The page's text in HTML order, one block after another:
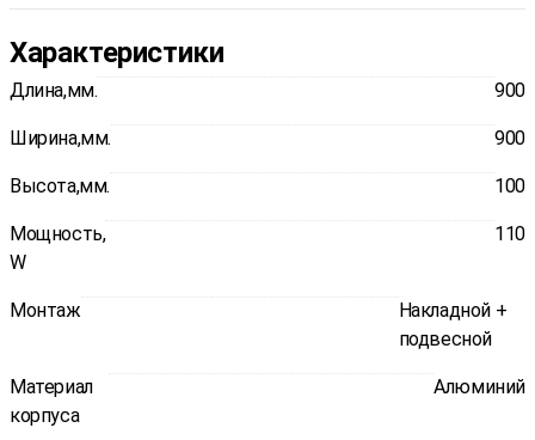
Характеристики
Длина,мм. 900
Ширина,мм. 900
Высота,мм. 100
Мощность,
W
110
Монтаж
Накладной +
подвесной
Материал
корпуса
Алюминий